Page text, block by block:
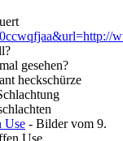
gesehen?
heckschürze
Use - Bilder vom 9.
Use